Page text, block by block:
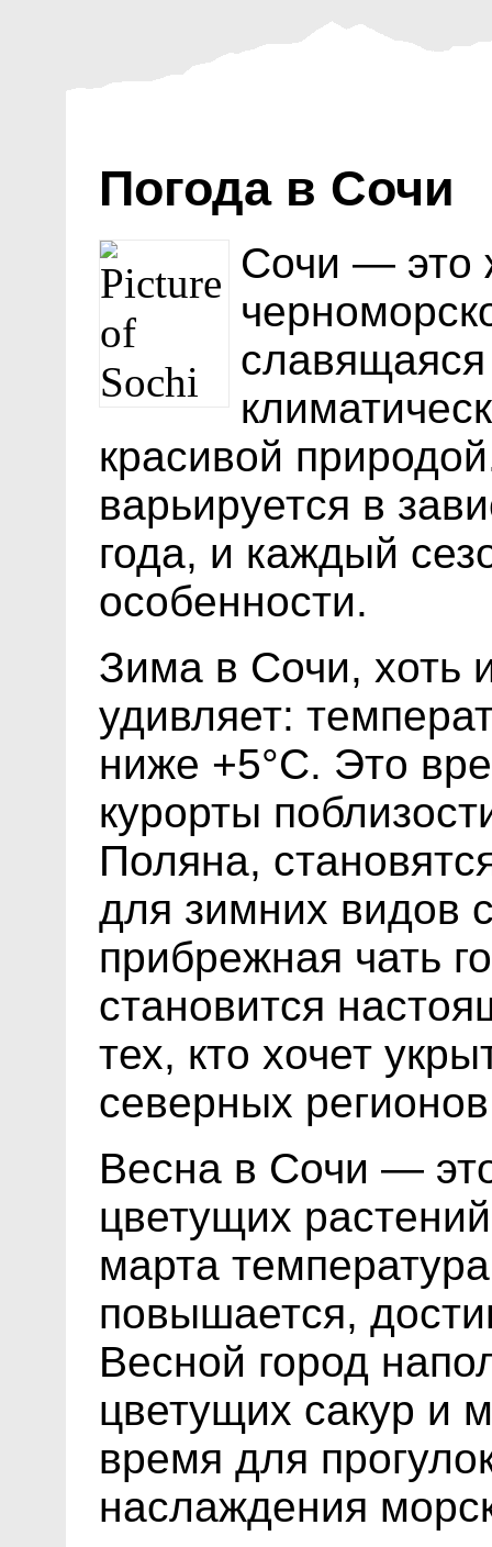
Погода в Сочи
Сочи — это
красивой
варьируется в
года, и каждый
особенности.
Зима в Сочи, хоть
удивляет:
ниже +5°C. Это
курорты
Поляна,
для зимних видов
прибрежная чать
становится
тех, кто хочет
северных
Весна в Сочи —
цветущих
марта
повышается,
Весной город
цветущих сакур и
время для
наслаждения